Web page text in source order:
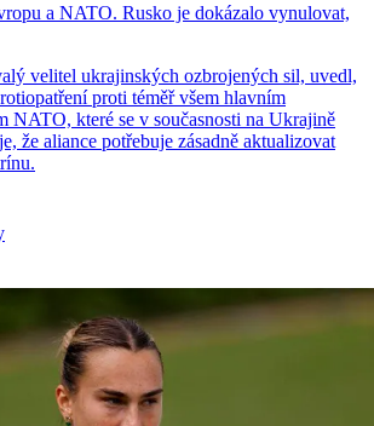
a NATO. Rusko je dokázalo vynulovat,
velitel ukrajinských ozbrojených sil, uvedl,
proti téměř všem hlavním
NATO, které se v současnosti na Ukrajině
že aliance potřebuje zásadně aktualizovat